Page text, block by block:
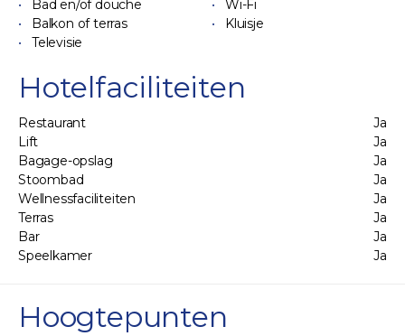
Bad en/of douche
Wi-Fi
Balkon of terras
Kluisje
Televisie
Hotelfaciliteiten
Restaurant
Ja
Lift
Ja
Bagage-opslag
Ja
Stoombad
Ja
Wellnessfaciliteiten
Ja
Terras
Ja
Bar
Ja
Speelkamer
Ja
Hoogtepunten